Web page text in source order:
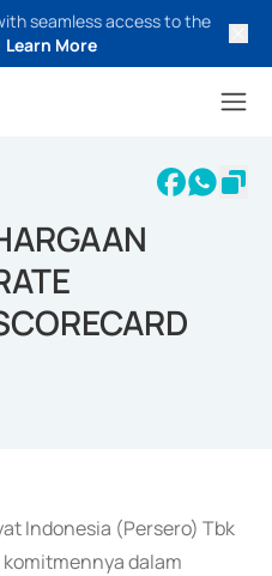
seamless access to the
Learn More
Indonesia (Persero) Tbk
dalam